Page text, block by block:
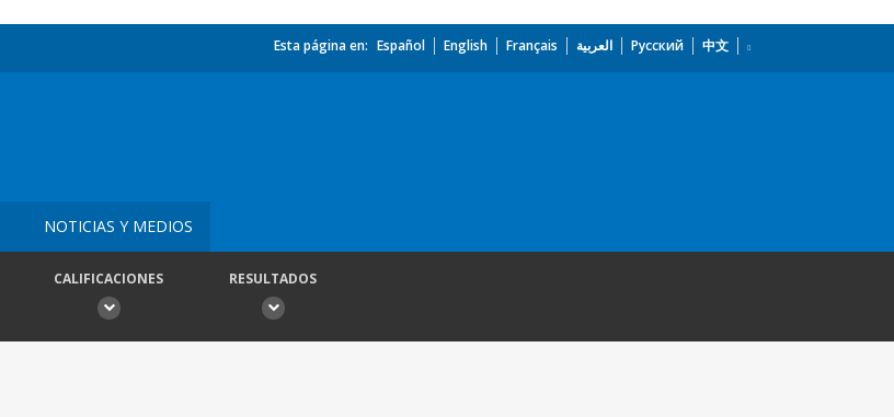
Esta página en: Español English Français العربية Русский 中文
NOTICIAS Y MEDIOS
CALIFICACIONES RESULTADOS